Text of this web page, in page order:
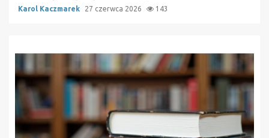
Karol Kaczmarek 27 czerwca 2026 143